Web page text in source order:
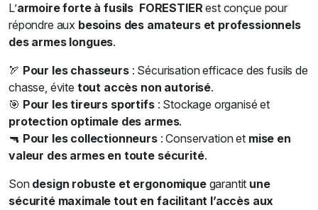
L’armoire forte à fusils FORESTIERest conçue pour
répondre aux besoins des amateurs et professionnels
des armes longues.
🏹 Pour les chasseurs: Sécurisation efficace des fusils de
chasse, évite tout accès non autorisé.
🎯 Pour les tireurs sportifs: Stockage organisé et
protection optimale des armes.
🔫 Pour les collectionneurs: Conservation et mise en
valeur des armes en toute sécurité.
Son design robuste et ergonomiquegarantit une
sécurité maximale tout en facilitant l’accès aux